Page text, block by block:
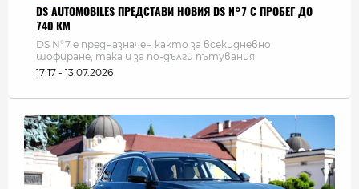
DS AUTOMOBILES ПРЕДСТАВИ НОВИЯ DS N°7 С ПРОБЕГ ДО
740 КМ
DS N°7 е предназначен както за всекидневно
шофиране, така и за по-дълги пътувания
17:17 - 13.07.2026